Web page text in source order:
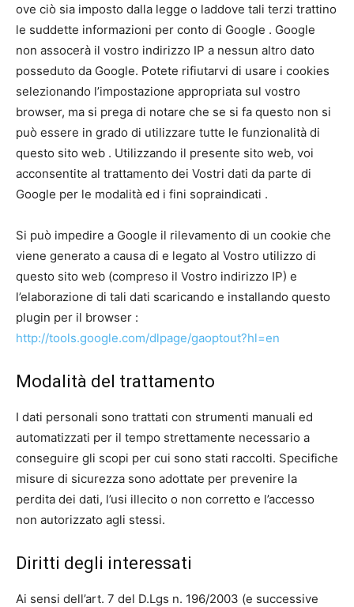
ove ciò sia imposto dalla legge o laddove tali terzi trattino
le suddette informazioni per conto di Google . Google
non assocerà il vostro indirizzo IP a nessun altro dato
posseduto da Google. Potete rifiutarvi di usare i cookies
selezionando l’impostazione appropriata sul vostro
browser, ma si prega di notare che se si fa questo non si
può essere in grado di utilizzare tutte le funzionalità di
questo sito web . Utilizzando il presente sito web, voi
acconsentite al trattamento dei Vostri dati da parte di
Google per le modalità ed i fini sopraindicati .
Si può impedire a Google il rilevamento di un cookie che
viene generato a causa di e legato al Vostro utilizzo di
questo sito web (compreso il Vostro indirizzo IP) e
l’elaborazione di tali dati scaricando e installando questo
plugin per il browser :
http://tools.google.com/dlpage/gaoptout?hl=en
Modalità del trattamento
I dati personali sono trattati con strumenti manuali ed
automatizzati per il tempo strettamente necessario a
conseguire gli scopi per cui sono stati raccolti. Specifiche
misure di sicurezza sono adottate per prevenire la
perdita dei dati, l’usi illecito o non corretto e l’accesso
non autorizzato agli stessi.
Diritti degli interessati
Ai sensi dell’art. 7 del D.Lgs n. 196/2003 (e successive